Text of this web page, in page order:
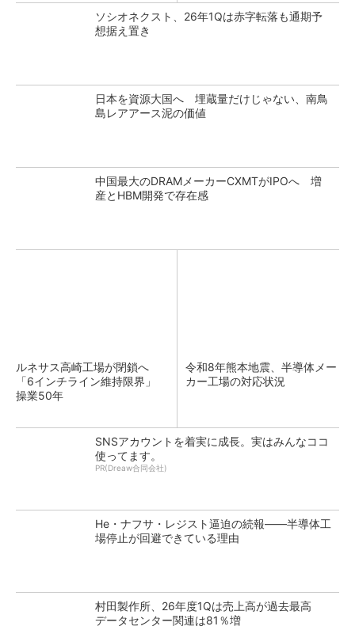
ソシオネクスト、26年1Qは赤字転落も通期予
想据え置き
日本を資源大国へ 埋蔵量だけじゃない、南鳥
島レアアース泥の価値
中国最大のDRAMメーカーCXMTがIPOへ 増
産とHBM開発で存在感
ルネサス高崎工場が閉鎖へ
「6インチライン維持限界」
操業50年
令和8年熊本地震、半導体メー
カー工場の対応状況
SNSアカウントを着実に成長。実はみんなココ
使ってます。
PR(Dreaw合同会社)
He・ナフサ・レジスト逼迫の続報――半導体工
場停止が回避できている理由
村田製作所、26年度1Qは売上高が過去最高
データセンター関連は81％増